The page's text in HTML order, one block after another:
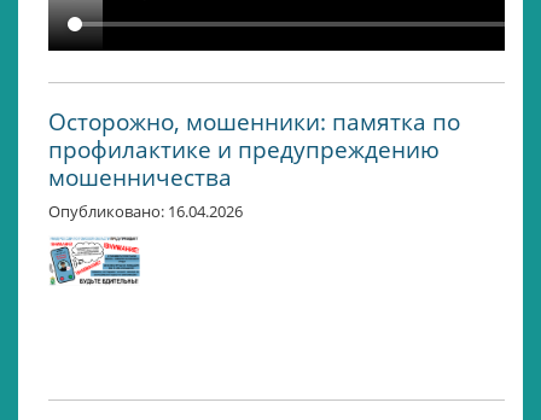
Осторожно, мошенники: памятка по
профилактике и предупреждению
мошенничества
Опубликовано: 16.04.2026